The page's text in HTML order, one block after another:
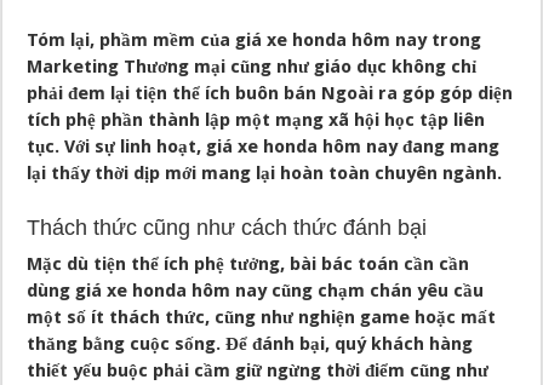
Tóm lại, phầm mềm của giá xe honda hôm nay trong
Marketing Thương mại cũng như giáo dục không chỉ
phải đem lại tiện thể ích buôn bán Ngoài ra góp góp diện
tích phệ phần thành lập một mạng xã hội học tập liên
tục. Với sự linh hoạt, giá xe honda hôm nay đang mang
lại thấy thời dịp mới mang lại hoàn toàn chuyên ngành.
Thách thức cũng như cách thức đánh bại
Mặc dù tiện thể ích phệ tưởng, bài bác toán cần cần
dùng giá xe honda hôm nay cũng chạm chán yêu cầu
một số ít thách thức, cũng như nghiện game hoặc mất
thăng bằng cuộc sống. Để đánh bại, quý khách hàng
thiết yếu buộc phải cầm giữ ngừng thời điểm cũng như